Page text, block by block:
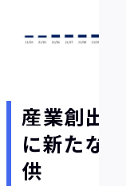
産業創出
に新たな
供